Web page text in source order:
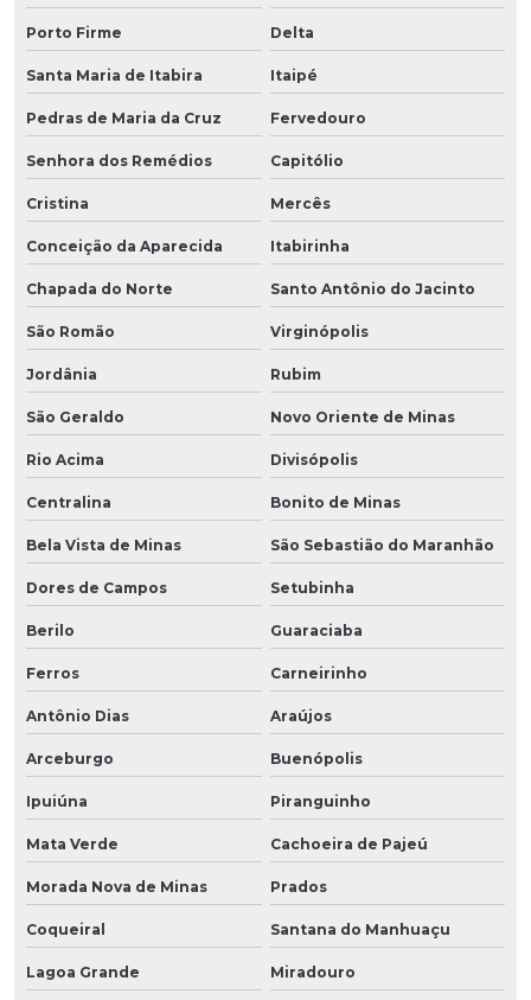
Porto Firme Delta
Santa Maria de Itabira Itaipé
Pedras de Maria da Cruz Fervedouro
Senhora dos Remédios Capitólio
Cristina Mercês
Conceição da Aparecida Itabirinha
Chapada do Norte Santo Antônio do Jacinto
São Romão Virginópolis
Jordânia Rubim
São Geraldo Novo Oriente de Minas
Rio Acima Divisópolis
Centralina Bonito de Minas
Bela Vista de Minas São Sebastião do Maranhão
Dores de Campos Setubinha
Berilo Guaraciaba
Ferros Carneirinho
Antônio Dias Araújos
Arceburgo Buenópolis
Ipuiúna Piranguinho
Mata Verde Cachoeira de Pajeú
Morada Nova de Minas Prados
Coqueiral Santana do Manhuaçu
Lagoa Grande Miradouro